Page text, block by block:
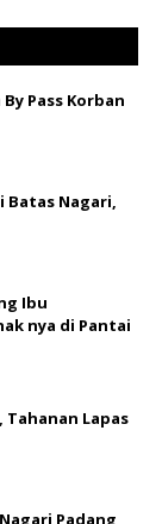
Pass Korban
Batas Nagari,
Ibu
nya di Pantai
Tahanan Lapas
Padang